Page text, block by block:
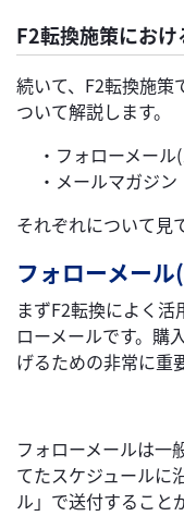
F2転換施策にお
続いて、F2転換施策
ついて解説します。
・フォローメー
・メールマガジン
それぞれについて見
フォローメー
まずF2転換によく
ローメールです。購
げるための非常に重
フォローメールは一
てたスケジュールに
ル」で送付すること